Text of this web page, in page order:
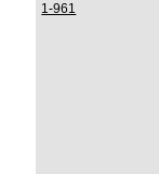
1-961